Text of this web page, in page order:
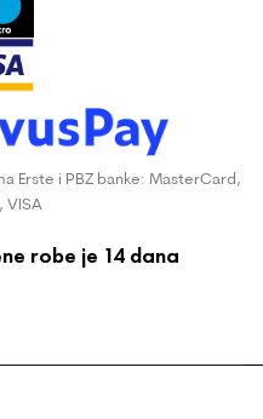
Erste i PBZ banke: MasterCard,
VISA
robe je 14 dana